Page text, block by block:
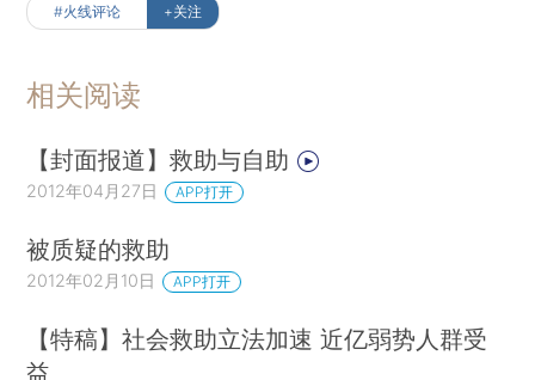
#火线评论 +关注
相关阅读
【封面报道】救助与自助
2012年04月27日 APP打开
被质疑的救助
2012年02月10日 APP打开
【特稿】社会救助立法加速 近亿弱势人群受
益